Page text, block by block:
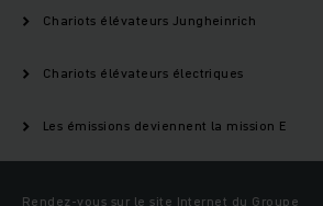
Chariots élévateurs Jungheinrich
Chariots élévateurs électriques
Les émissions deviennent la mission E
Rendez-vous sur le site Internet du Groupe